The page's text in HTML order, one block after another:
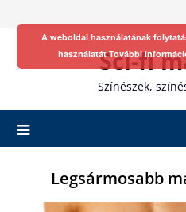
Sci-fi
Színészek,
Legsármosabb
A weboldal használatának
használatátTovábbi